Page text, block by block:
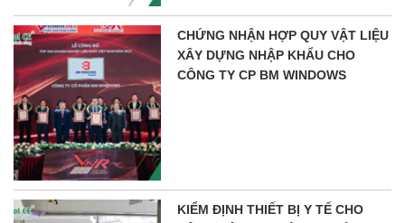
CHỨNG NHẬN HỢP QUY VẬT LIỆU
XÂY DỰNG NHẬP KHẨU CHO
CÔNG TY CP BM WINDOWS
KIỂM ĐỊNH THIẾT BỊ Y TẾ CHO